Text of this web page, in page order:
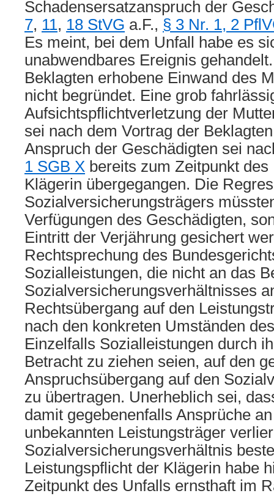
Schadensersatzanspruch der
7, 11, 18 StVG a.F., § 3 Nr. 1, 2
Es meint, bei dem Unfall habe es
unabwendbares Ereignis
Beklagten erhobene Einwand des
nicht begründet. Eine grob
Aufsichtspflichtverletzung der
sei nach dem Vortrag der
Anspruch der Geschädigten sei
1 SGB X bereits zum Zeitpunkt
Klägerin übergegangen. Die
Sozialversicherungsträgers
Verfügungen des Geschädigten,
Eintritt der Verjährung gesichert
Rechtsprechung des
Sozialleistungen, die nicht an das
Sozialversicherungsverhältnisses
Rechtsübergang auf den
nach den konkreten Umständen
Einzelfalls Sozialleistungen durch
Betracht zu ziehen seien, auf den
Anspruchsübergang auf den
zu übertragen. Unerheblich sei,
damit gegebenenfalls Ansprüche
unbekannten Leistungsträger
Sozialversicherungsverhältnis
Leistungspflicht der Klägerin habe
Zeitpunkt des Unfalls ernsthaft im